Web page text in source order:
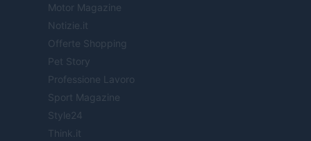
Motor Magazine
Notizie.it
Offerte Shopping
Pet Story
Professione Lavoro
Sport Magazine
Style24
Think.it